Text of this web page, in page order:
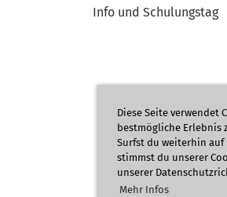
Diese Seite verwendet
bestmögliche Erlebnis
Surfst du weiterhin auf
stimmst du unserer
unserer
Mehr Infos
Info und Schulungstag